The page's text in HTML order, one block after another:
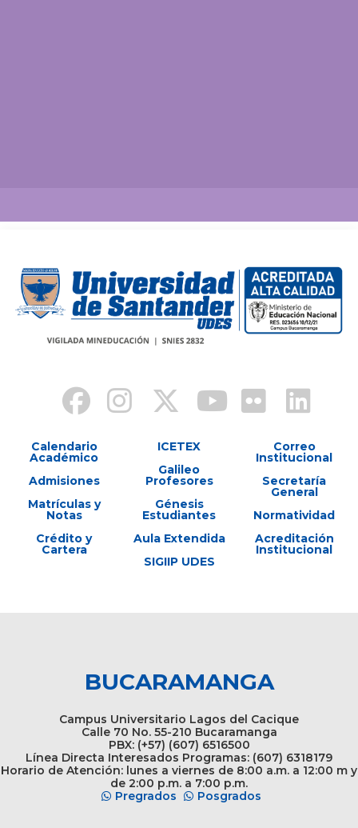
Calendario
Académico
Admisiones
Matrículas y
Notas
Crédito y
Cartera
ICETEX
Galileo
Profesores
Génesis
Estudiantes
Aula Extendida
SIGIIP UDES
Correo
Institucional
Secretaría
General
Normatividad
Acreditación
Institucional
BUCARAMANGA
Campus Universitario Lagos del Cacique
Calle 70 No. 55-210 Bucaramanga
PBX: (+57) (607) 6516500
Línea Directa Interesados Programas: (607) 6318179
Horario de Atención: lunes a viernes de 8:00 a.m. a 12:00 m y
de 2:00 p.m. a 7:00 p.m.
Pregrados
Posgrados